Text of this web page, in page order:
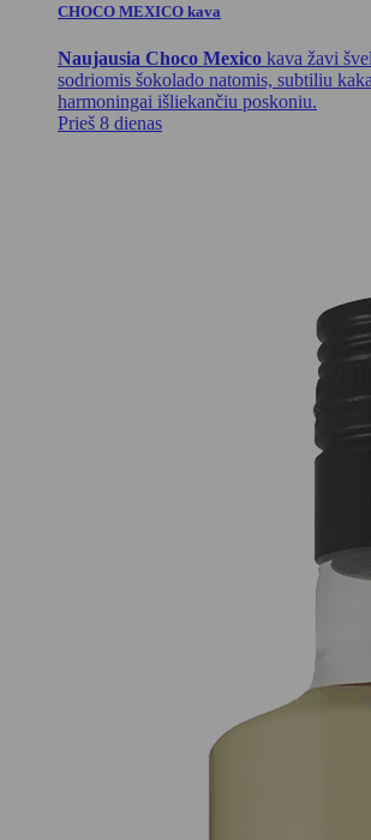
CHOCO MEXICO kava
Naujausia Choco Mexico kava žavi
sodriomis šokolado natomis, subtiliu
harmoningai išliekančiu poskoniu.
Prieš 8 dienas